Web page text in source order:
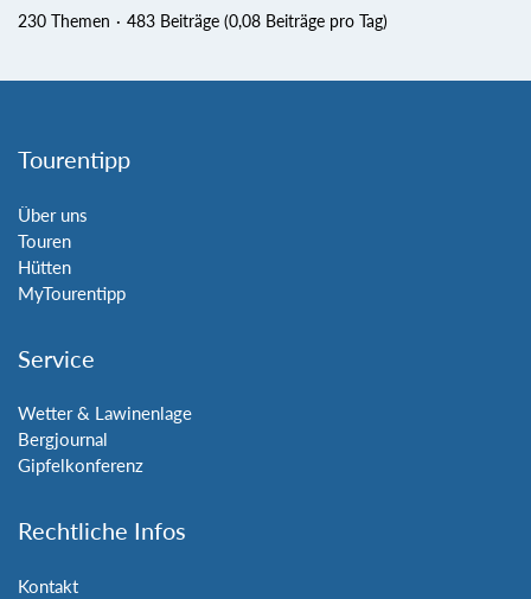
230 Themen 483 Beiträge (0,08 Beiträge pro Tag)
Tourentipp
Über uns
Touren
Hütten
MyTourentipp
Service
Wetter & Lawinenlage
Bergjournal
Gipfelkonferenz
Rechtliche Infos
Kontakt